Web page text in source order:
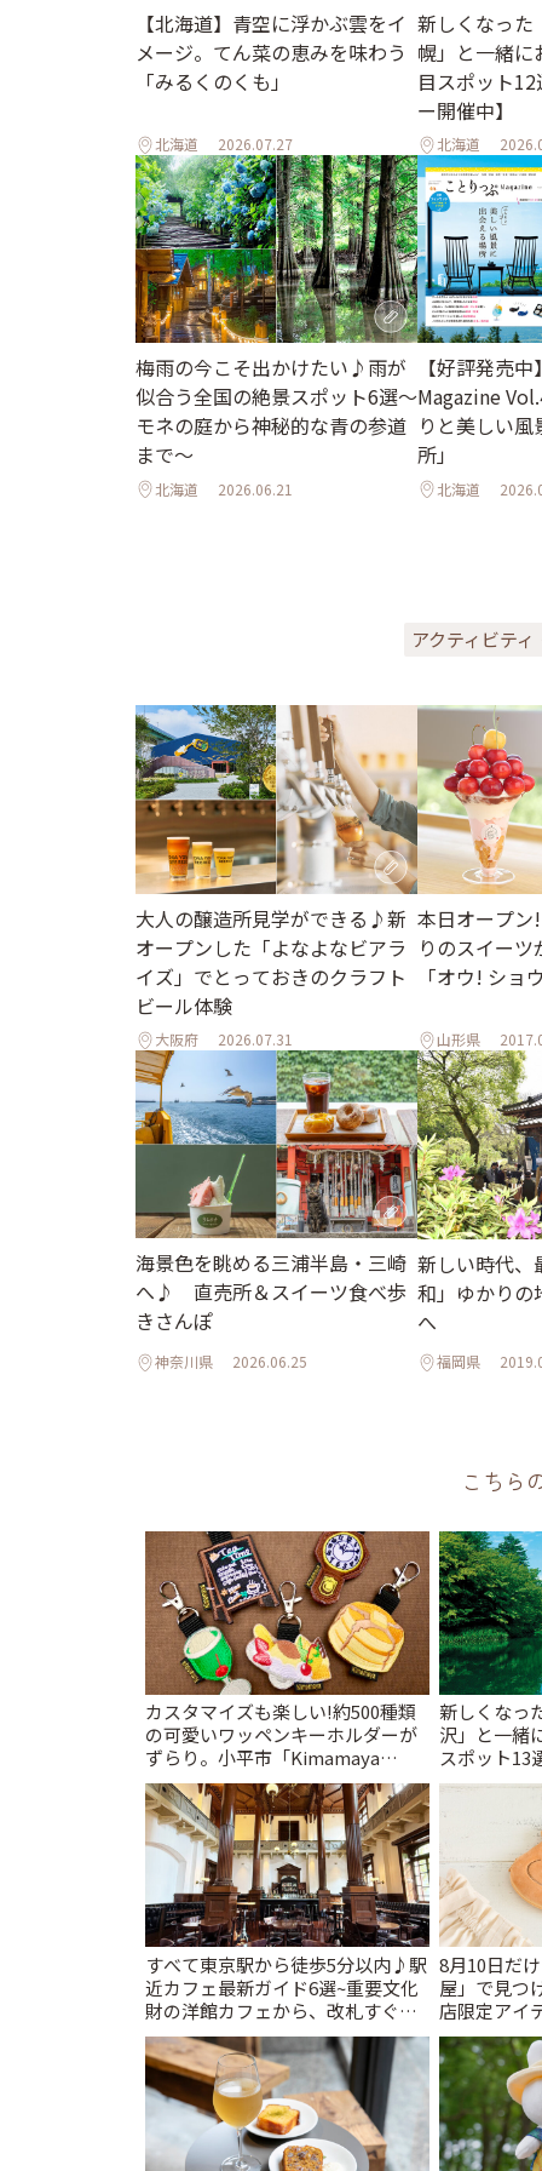
【北海道】青空に浮かぶ雲をイ
メージ。てん菜の恵みを味わう
「みるくのくも」
北海道 2026.07.27
新しくなった
幌」と一緒に
目スポット
ー開催中】
北海道
梅雨の今こそ出かけたい♪雨が
似合う全国の絶景スポット6選～
モネの庭から神秘的な青の参道
まで～
北海道 2026.06.21
【好評発売
Magazine
りと美しい
所」
北海道
アクティビティ
大人の醸造所見学ができる♪新
オープンした「よなよなビアラ
イズ」でとっておきのクラフト
ビール体験
大阪府 2026.07.31
本日オープ
りのスイー
「オウ! ショ
山形県
海景色を眺める三浦半島・三崎
へ♪ 直売所＆スイーツ食べ歩
きさんぽ
神奈川県 2026.06.25
新しい時代、
和」ゆかりの
へ
福岡県
こちら
カスタマイズも楽しい!約500種類
の可愛いワッペンキーホルダーが
ずらり。小平市「Kimamaya
T&K」 | ことりっぷ
新しくなっ
沢」と一緒
スポット13
催中】 | こ
すべて東京駅から徒歩5分以内♪駅
近カフェ最新ガイド6選~重要文化
財の洋館カフェから、改札すぐの
レトロ喫茶まで~ | ことりっぷ
8月10日だ
屋」で見つ
店限定アイ